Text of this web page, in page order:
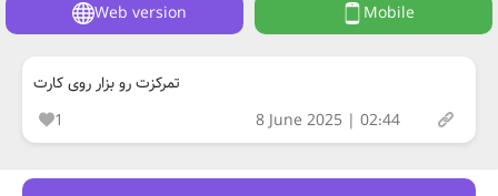
Web version Mobile
تمرکزت رو بزار روی کارت
1
8 June 2025 | 02:44